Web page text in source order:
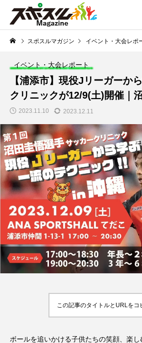
どこよりも熱くお届けするスポーツコンテンツ
スポスルマガジンTOP 全ての記事一覧
NEW POST スポスルマガジンの最
「子供とスポーツ」を考
える
【サッカー】小学生向
けルール一覧｜初心者
でもすぐにわかる解
説！
HIT
2023.08.23
【ス
クタ
など詳
SUP お尻
スポスルマガジン イベント・大会レポ
イベント・大会レポート
【浦添市】現役Jリーガーか
クリニックが12/9(土)開催｜
2023.11.10 2023.12.11
この記事のタイトルとURLをコ
ボールを追いかける子供たちの笑顔、楽